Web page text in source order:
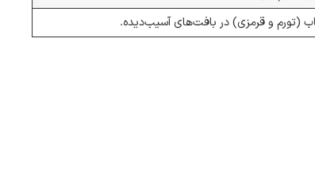
(تورم و قرمزی) در بافت‌های آسیب‌دیده.